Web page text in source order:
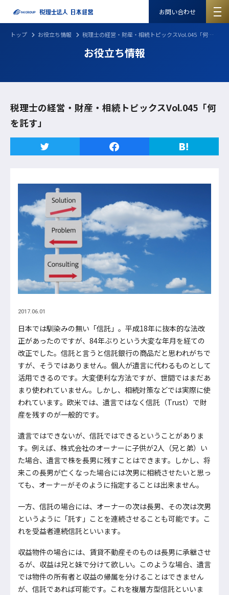
お問い合わせ
トップ お役立ち情報 税理士の経営・財産・相続トピックスVol.045「何を託す」
お役立ち情報
税理士の経営・財産・相続トピックスVol.045「何
を託す」
2017.06.01
日本では馴染みの無い「信託」。平成18年に抜本的な法改
正があったのですが、84年ぶりという大変な年月を経ての
改正でした。信託と言うと信託銀行の商品だと思われがちで
すが、そうではありません。個人が遺言に代わるものとして
活用できるのです。大変便利な方法ですが、世間ではまだあ
まり使われていません。しかし、相続対策などでは実際に使
われています。欧米では、遺言ではなく信託（Trust）で財
産を残すのが一般的です。
遺言ではできないが、信託ではできるということがありま
す。例えば、株式会社のオーナーに子供が2人（兄と弟）い
た場合、遺言で株を長男に残すことはできます。しかし、将
来この長男が亡くなった場合には次男に相続させたいと思っ
ても、オーナーがそのように指定することは出来ません。
一方、信託の場合には、オーナーの次は長男、その次は次男
というように「託す」ことを連続させることも可能です。こ
れを受益者連続信託といいます。
収益物件の場合には、賃貸不動産そのものは長男に承継させ
るが、収益は兄と妹で分けて欲しい。このような場合、遺言
では物件の所有者と収益の帰属を分けることはできません
が、信託であれば可能です。これを複層方型信託といいま